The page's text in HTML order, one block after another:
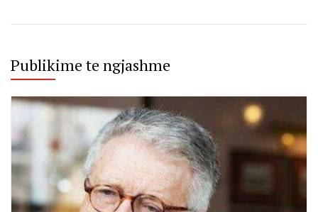
Publikime te ngjashme